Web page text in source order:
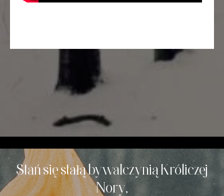
Stań się stałą bywalczynią Króliczej
Nory,